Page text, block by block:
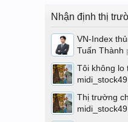
Nhận định thị
VN-Index
Tuấn Thành
Tôi không lo
midi_stock49
Thị trường
midi_stock49